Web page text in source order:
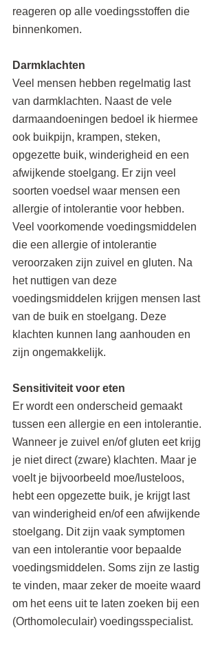
reageren op alle voedingsstoffen die
binnenkomen.
Darmklachten
Veel mensen hebben regelmatig last
van darmklachten. Naast de vele
darmaandoeningen bedoel ik hiermee
ook buikpijn, krampen, steken,
opgezette buik, winderigheid en een
afwijkende stoelgang. Er zijn veel
soorten voedsel waar mensen een
allergie of intolerantie voor hebben.
Veel voorkomende voedingsmiddelen
die een allergie of intolerantie
veroorzaken zijn zuivel en gluten. Na
het nuttigen van deze
voedingsmiddelen krijgen mensen last
van de buik en stoelgang. Deze
klachten kunnen lang aanhouden en
zijn ongemakkelijk.
Sensitiviteit voor eten
Er wordt een onderscheid gemaakt
tussen een allergie en een intolerantie.
Wanneer je zuivel en/of gluten eet krijg
je niet direct (zware) klachten. Maar je
voelt je bijvoorbeeld moe/lusteloos,
hebt een opgezette buik, je krijgt last
van winderigheid en/of een afwijkende
stoelgang. Dit zijn vaak symptomen
van een intolerantie voor bepaalde
voedingsmiddelen. Soms zijn ze lastig
te vinden, maar zeker de moeite waard
om het eens uit te laten zoeken bij een
(Orthomoleculair) voedingsspecialist.